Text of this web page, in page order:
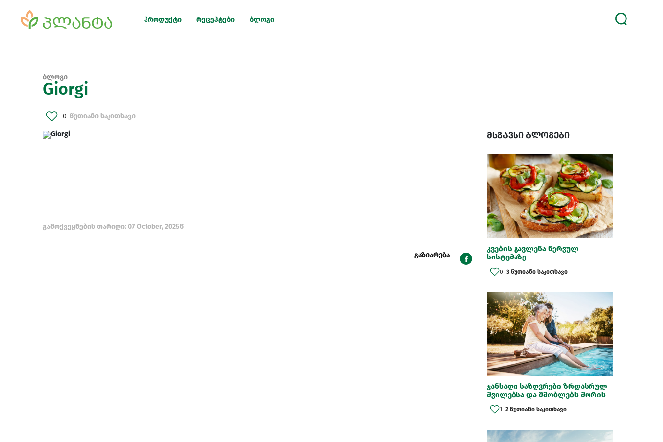
პროდუქტი რეცეპტები ბლოგი
ბლოგი
Giorgi
0 წუთიანი საკითხავი
გამოქვეყნების თარიღი: 07 October, 2025წ
გაზიარება
მსგავსი ბლოგები
კვების გავლენა ნერვულ
სისტემაზე
0 3 წუთიანი საკითხავი
ჯანსაღი საზღვრები ზრდასრულ
შვილებსა და მშობლებს შორის
1 2 წუთიანი საკითხავი